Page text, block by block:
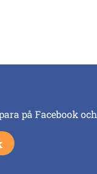
på Facebook